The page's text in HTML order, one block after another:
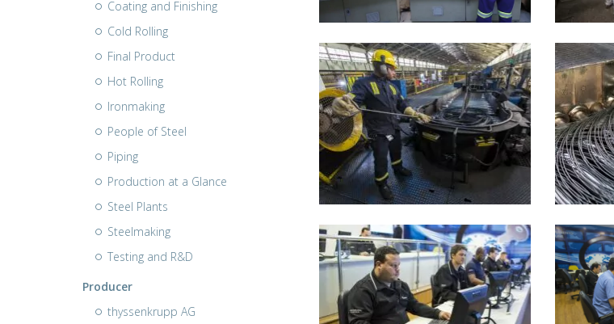
Coating and Finishing
Cold Rolling
Final Product
Hot Rolling
Ironmaking
People of Steel
Piping
Production at a Glance
Steel Plants
Steelmaking
Testing and R&D
Producer
thyssenkrupp AG